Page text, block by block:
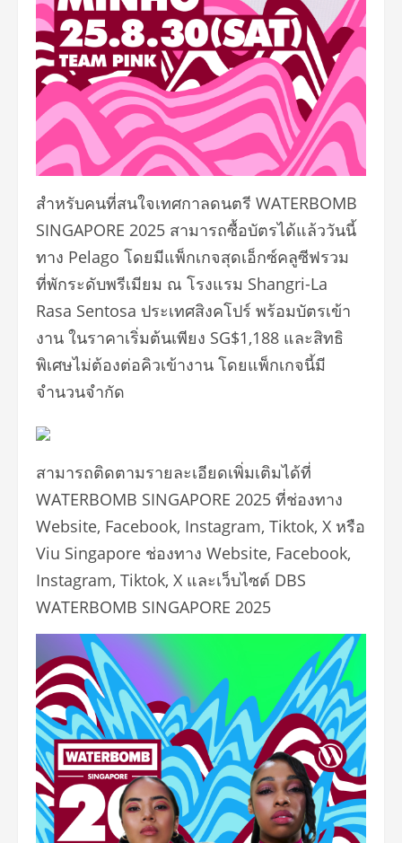
สำหรับคนที่สนใจเทศกาลดนตรี WATERBOMB
SINGAPORE 2025 สามารถซื้อบัตรได้แล้ววันนี้
ทาง Pelago โดยมีแพ็กเกจสุดเอ็กซ์คลูซีฟรวม
ที่พักระดับพรีเมียม ณ โรงแรม Shangri-La
Rasa Sentosa ประเทศสิงคโปร์ พร้อมบัตรเข้า
งาน ในราคาเริ่มต้นเพียง SG$1,188 และสิทธิ
พิเศษไม่ต้องต่อคิวเข้างาน โดยแพ็กเกจนี้มี
จำนวนจำกัด
สามารถติดตามรายละเอียดเพิ่มเติมได้ที่
WATERBOMB SINGAPORE 2025 ที่ช่องทาง
Website, Facebook, Instagram, Tiktok, X หรือ
Viu Singapore ช่องทาง Website, Facebook,
Instagram, Tiktok, X และเว็บไซต์ DBS
WATERBOMB SINGAPORE 2025